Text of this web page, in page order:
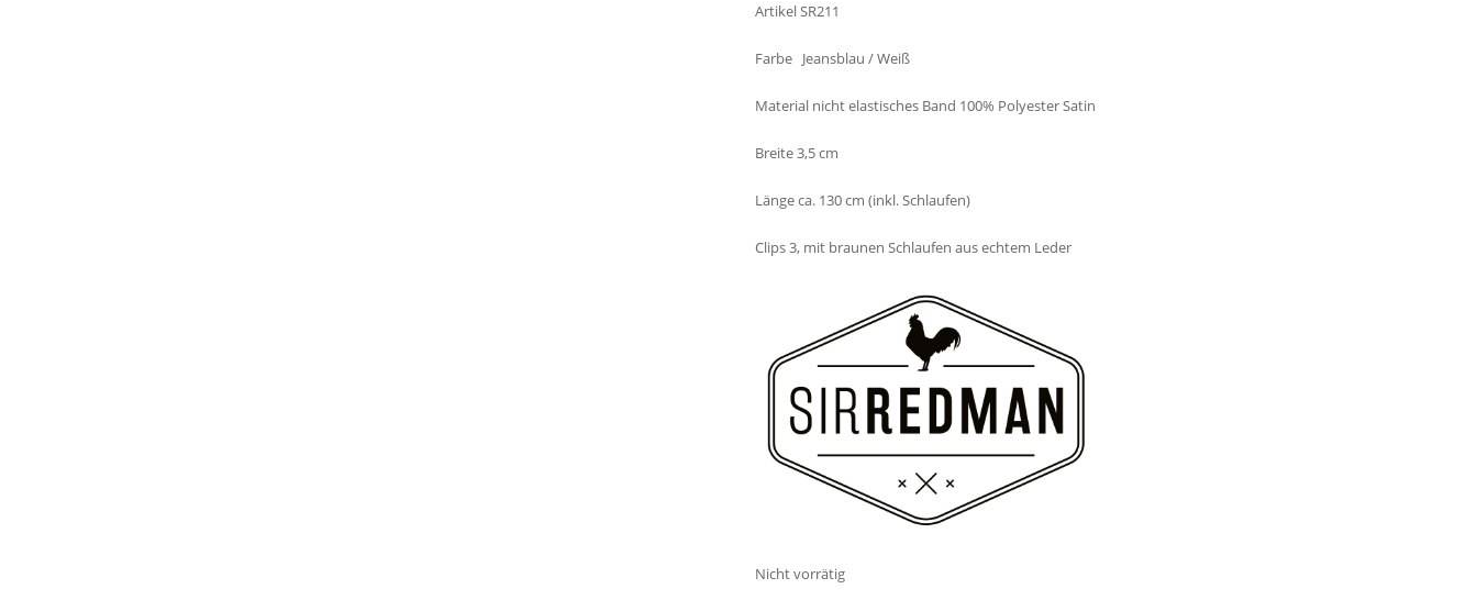
Artikel SR211
Farbe Jeansblau / Weiß
Material nicht elastisches Band 100% Polyester Satin
Breite 3,5 cm
Länge ca. 130 cm (inkl. Schlaufen)
Clips 3, mit braunen Schlaufen aus echtem Leder
Nicht vorrätig